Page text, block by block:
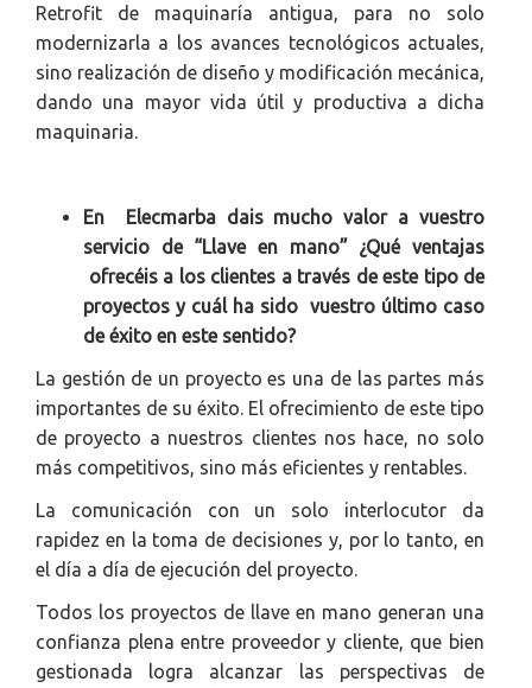
Retrofit de maquinaría antigua, para no solo
modernizarla a los avances tecnológicos actuales,
sino realización de diseño y modificación mecánica,
dando una mayor vida útil y productiva a dicha
maquinaria.
En Elecmarba dais mucho valor a vuestro
servicio de “Llave en mano” ¿Qué ventajas
ofrecéis a los clientes a través de este tipo de
proyectos y cuál ha sido vuestro último caso
de éxito en este sentido?
La gestión de un proyecto es una de las partes más
importantes de su éxito. El ofrecimiento de este tipo
de proyecto a nuestros clientes nos hace, no solo
más competitivos, sino más eficientes y rentables.
La comunicación con un solo interlocutor da
rapidez en la toma de decisiones y, por lo tanto, en
el día a día de ejecución del proyecto.
Todos los proyectos de llave en mano generan una
confianza plena entre proveedor y cliente, que bien
gestionada logra alcanzar las perspectivas de